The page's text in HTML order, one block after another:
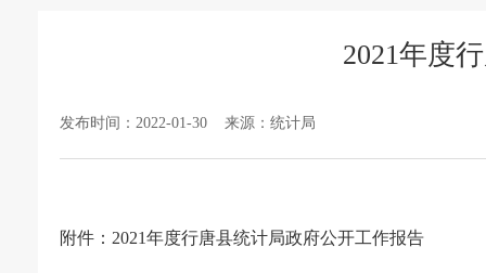
2021年度
发布时间：2022-01-30 来源：统计局
附件： 2021年度行唐县统计局政府公开工作报告